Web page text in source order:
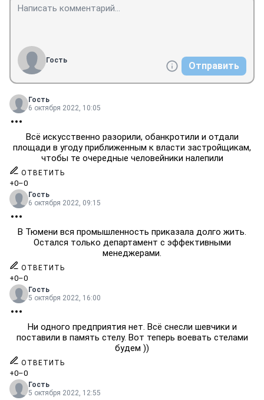
Гость Отправить
Гость
6 октября 2022, 10:05
Всё искусственно разорили, обанкротили и отдали
площади в угоду приближенным к власти застройщикам,
чтобы те очередные человейники налепили
ОТВЕТИТЬ
+0–0
Гость
6 октября 2022, 09:15
В Тюмени вся промышленность приказала долго жить.
Остался только департамент с эффективными
менеджерами.
ОТВЕТИТЬ
+0–0
Гость
5 октября 2022, 16:00
Ни одного предприятия нет. Всё снесли шевчики и
поставили в память стелу. Вот теперь воевать стелами
будем ))
ОТВЕТИТЬ
+0–0
Гость
5 октября 2022, 12:55